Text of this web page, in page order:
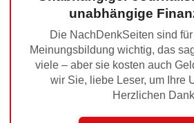
unabhängige
Die NachDenkSeiten sind
Meinungsbildung wichtig, das
viele – aber sie kosten auch
wir Sie, liebe Leser, um Ihre
Herzlichen